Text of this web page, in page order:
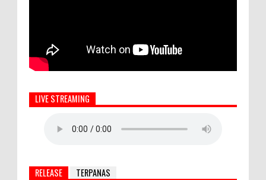
LIVE STREAMING
RELEASE TERPANAS